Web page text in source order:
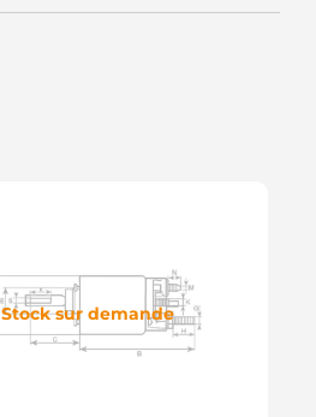
Stock sur demande